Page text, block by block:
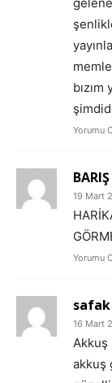
Yorumu
BARIŞ
19 Mart
Yorumu
safak
16 Mart
Akkuş
akkuş